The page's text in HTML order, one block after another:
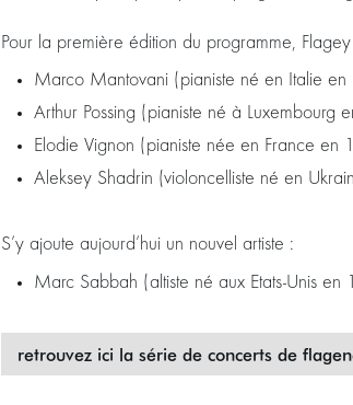
Pour la première édition du programme,
Marco Mantovani (pianiste né en Italie
Arthur Possing (pianiste né à Luxembourg
Elodie Vignon (pianiste née en France en
Aleksey Shadrin (violoncelliste né en
S’y ajoute aujourd’hui un nouvel artiste :
Marc Sabbah (altiste né aux Etats-Unis en
retrouvez ici la série de concerts de